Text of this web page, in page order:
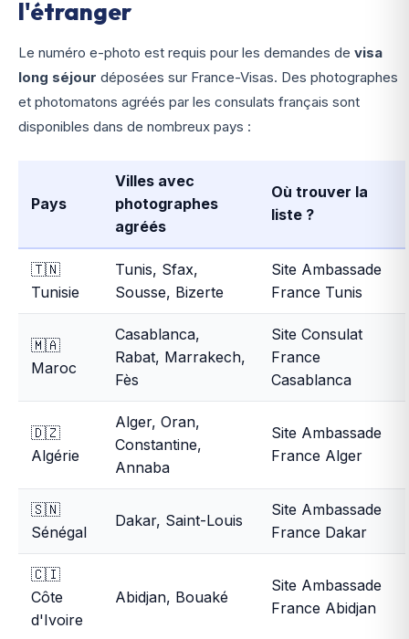
l'étranger
Le numéro e-photo est requis pour les demandes de visa
long séjour déposées sur France-Visas. Des photographes
et photomatons agréés par les consulats français sont
disponibles dans de nombreux pays :
Pays
Villes avec
photographes
agréés
Où trouver la
liste ?
🇹🇳
Tunisie
Tunis, Sfax,
Sousse, Bizerte
Site Ambassade
France Tunis
🇲🇦
Maroc
Casablanca,
Rabat, Marrakech,
Fès
Site Consulat
France
Casablanca
🇩🇿
Algérie
Alger, Oran,
Constantine,
Annaba
Site Ambassade
France Alger
🇸🇳
Sénégal
Dakar, Saint-Louis
Site Ambassade
France Dakar
🇨🇮
Côte
d'Ivoire
Abidjan, Bouaké
Site Ambassade
France Abidjan